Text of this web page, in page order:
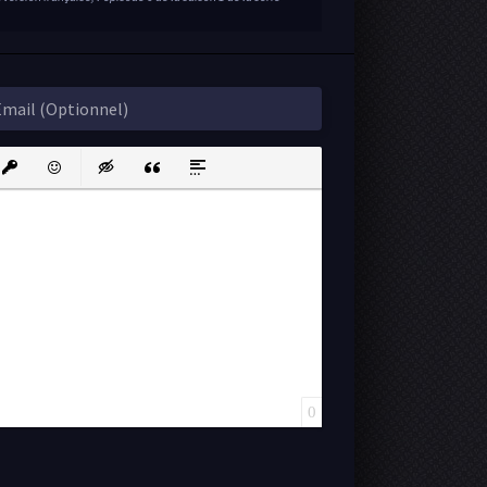
Link
Insert protected link
EmoticonsInsert hidden text
Insert QuoteInsert spoiler
0